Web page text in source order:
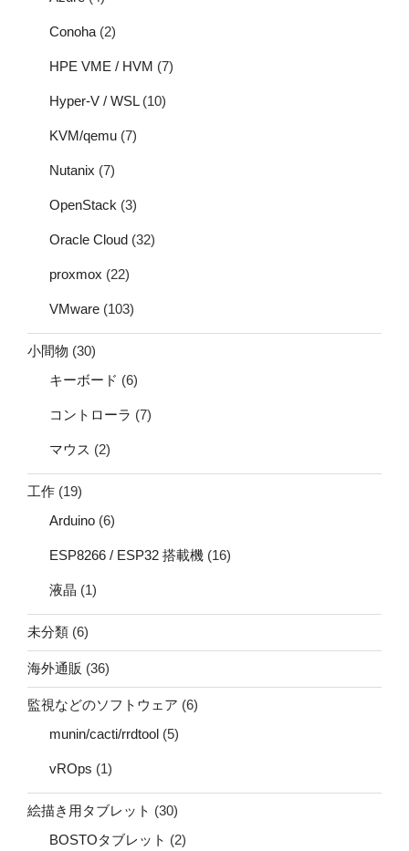
Conoha (2)
HPE VME / HVM (7)
Hyper-V / WSL(10)
KVM/qemu (7)
Nutanix (7)
OpenStack (3)
Oracle Cloud (32)
proxmox (22)
VMware (103)
小間物 (30)
キーボード (6)
コントローラ (7)
マウス (2)
工作 (19)
Arduino (6)
ESP8266 / ESP32 搭載機 (16)
液晶 (1)
未分類 (6)
海外通販 (36)
監視などのソフトウェア (6)
munin/cacti/rrdtool (5)
vROps (1)
絵描き用タブレット (30)
BOSTOタブレット (2)